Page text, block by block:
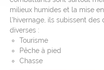
milieux humides et la mise
l’hivernage, ils subissent
diverses :
Tourisme
Pêche à pied
Chasse